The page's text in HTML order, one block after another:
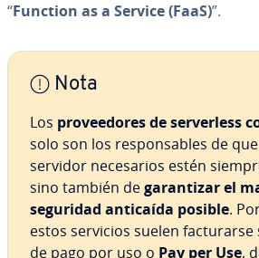
“Function as a Service (FaaS)”.
Nota
Los pro­vee­do­res de se­r­ve­r­le­ss
solo son los re­s­po­n­sa­bles de
servidor ne­ce­sa­rios estén
sino también dega­ra­n­ti­zar el
seguridad anticaída posible.
estos servicios suelen fa­c­tu­rar­se
de pago por uso o Pay per Use,